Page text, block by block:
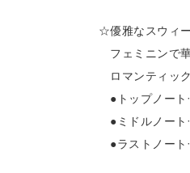
☆優雅なスウィー
フェミニンで
ロマンティッ
●トップノート
●ミドルノート
●ラストノート